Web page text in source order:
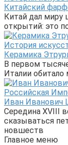
Китайский
Китай дал миру
открытий: это
История
Керамика
В первом
Италии
Российская
Иван Иванович
Середина XVIII
сказываться
новшеств
Главное меню